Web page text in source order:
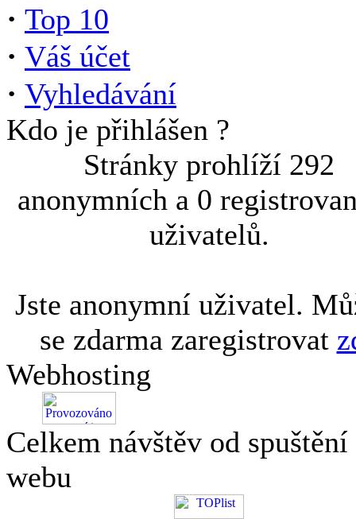
· Top 10
· Váš účet
· Vyhledávání
Kdo je přihlášen ?
Stránky prohlíží 292
anonymních a 0
uživatelů.
Jste anonymní uživatel.
se zdarma zaregistrovat
Webhosting
Celkem návštěv od spuštění
webu